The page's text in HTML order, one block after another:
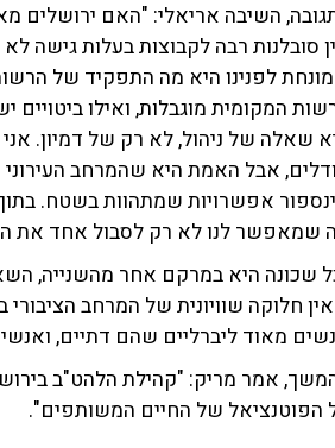
השיבה אריאלי: "האם ירושלים
סובלנות רבה לקבוצות בעלות גישה
לפנינו היא מה התפקיד של
המקומית מוגבלות, ואילו
שאלה של ניהול, לא רק של דמיון.
אבל האמת היא שהמרחב העירוני
אפשרויות שמתהוות בשטח. בתוך
שמאפשר לנו לא רק לסבול אחד את
שכונה היא במרקם אחר מהשנייה,
חלוקה שוויונית של המרחב
מאוד ליברליים שהם דתיים,
אמר מריק: "קהילת הלהט"ב
הפוטנציאל של החיים המשותפים".